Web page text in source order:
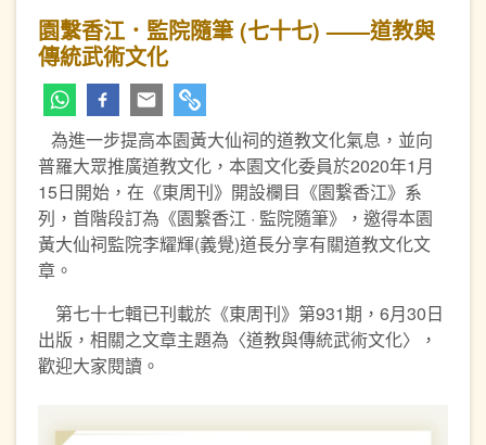
園繫香江．監院隨筆 (七十七) ——道教與
傳統武術文化
為進一步提高本園黃大仙祠的道教文化氣息，並向
普羅大眾推廣道教文化，本園文化委員於2020年1月
15日開始，在《東周刊》開設欄目《園繋香江》系
列，首階段訂為《園繋香江 · 監院隨筆》，邀得本園
黃大仙祠監院李耀輝(義覺)道長分享有關道教文化文
章。
第七十七輯已刊載於《東周刊》第931期，6月30日
出版，相關之文章主題為〈道教與傳統武術文化〉，
歡迎大家閱讀。